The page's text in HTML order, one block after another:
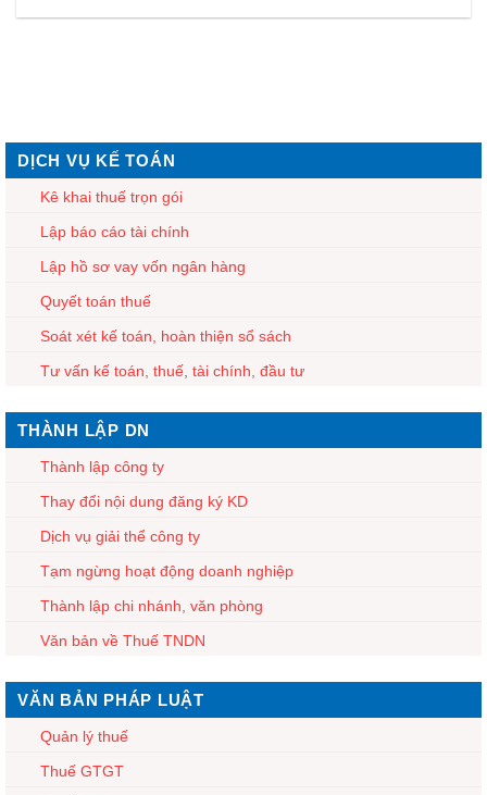
DỊCH VỤ KẾ TOÁN
Kê khai thuế trọn gói
Lập báo cáo tài chính
Lập hồ sơ vay vốn ngân hàng
Quyết toán thuế
Soát xét kế toán, hoàn thiện sổ sách
Tư vấn kế toán, thuế, tài chính, đầu tư
THÀNH LẬP DN
Thành lập công ty
Thay đổi nội dung đăng ký KD
Dịch vụ giải thể công ty
Tạm ngừng hoạt động doanh nghiệp
Thành lập chi nhánh, văn phòng
Văn bản về Thuế TNDN
VĂN BẢN PHÁP LUẬT
Quản lý thuế
Thuế GTGT